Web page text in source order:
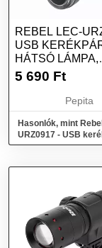
REBEL LEC-
USB
HÁTSÓ LÁMPA,
FEKETE
5 690 Ft
Pepita
Hasonlók, mint
URZ0917 - USB
hátsó lámpa, Fekete